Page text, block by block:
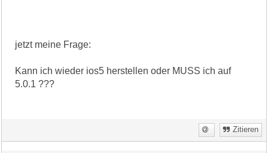
jetzt meine Frage:
Kann ich wieder ios5 herstellen oder MUSS ich auf
5.0.1 ???
Zitieren